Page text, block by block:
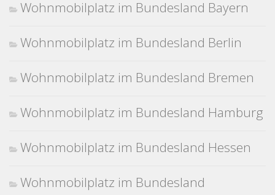
Wohnmobilplatz im Bundesland Bayern
Wohnmobilplatz im Bundesland Berlin
Wohnmobilplatz im Bundesland Bremen
Wohnmobilplatz im Bundesland Hamburg
Wohnmobilplatz im Bundesland Hessen
Wohnmobilplatz im Bundesland